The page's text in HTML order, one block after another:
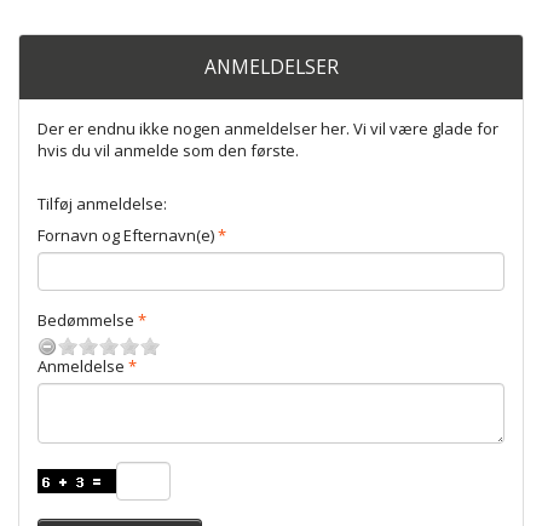
ANMELDELSER
Der er endnu ikke nogen anmeldelser her. Vi vil være glade for
hvis du vil anmelde som den første.
Tilføj anmeldelse:
Fornavn og Efternavn(e)
Bedømmelse
Anmeldelse